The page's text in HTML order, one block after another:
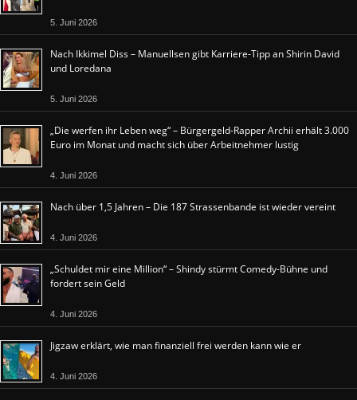
5. Juni 2026
Nach Ikkimel Diss – Manuellsen gibt Karriere-Tipp an Shirin David
und Loredana
5. Juni 2026
„Die werfen ihr Leben weg“ – Bürgergeld-Rapper Archii erhält 3.000
Euro im Monat und macht sich über Arbeitnehmer lustig
4. Juni 2026
Nach über 1,5 Jahren – Die 187 Strassenbande ist wieder vereint
4. Juni 2026
„Schuldet mir eine Million“ – Shindy stürmt Comedy-Bühne und
fordert sein Geld
4. Juni 2026
Jigzaw erklärt, wie man finanziell frei werden kann wie er
4. Juni 2026